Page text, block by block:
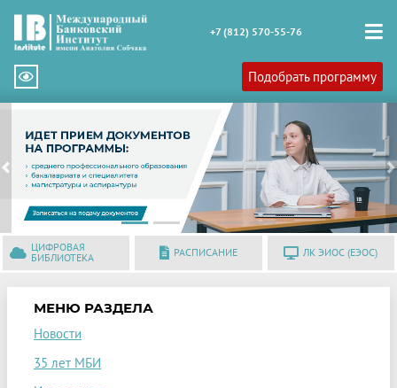
+7 (812) 570-55-76
Подобрать программу
Previous
ЦИФРОВАЯ
БИБЛИОТЕКА
РАСПИСАНИЕ ЛК ЭИОС (ЕЭОС)
МЕНЮ РАЗДЕЛА
Новости
35 лет МБИ